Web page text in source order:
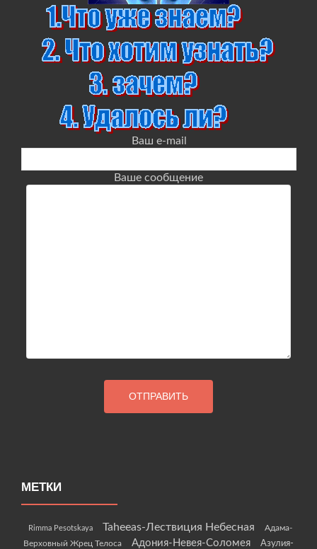
Ваш e-mail
Ваше сообщение
МЕТКИ
Rimma Pesotskaya Taheeas-Лествиция Небесная
Адама-
Верховный Жрец Телоса
Адония-Невея-Соломея
Азулия-